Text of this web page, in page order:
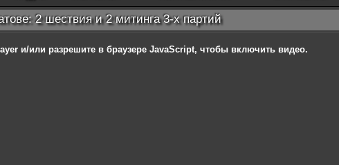
2 шествия и 2 митинга 3-х партий
и/или разрешите в браузере JavaScript, чтобы включить видео.